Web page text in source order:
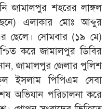
জামালপুর শহরের লাঙ্গল
এলাকার মোঃ আব্দুর
ছেলে। সোমবার (১৯ মে)
করে জামালপুর ডিবির
জামালপুর জেলার পুলিশ
ইসলাম পিপিএম সেবা
অভিযান পরিচালনা করে